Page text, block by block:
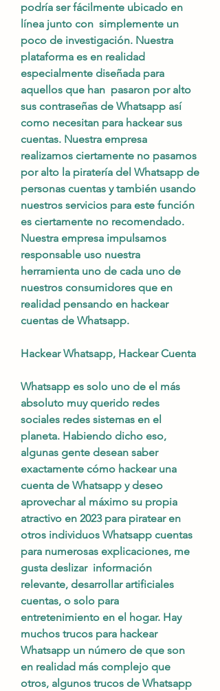
podría ser fácilmente ubicado en
línea junto con  simplemente un
poco de investigación. Nuestra
plataforma es en realidad
especialmente diseñada para
aquellos que han  pasaron por alto
sus contraseñas de Whatsapp así
como necesitan para hackear sus
cuentas. Nuestra empresa
realizamos ciertamente no pasamos
por alto la piratería del Whatsapp de
personas cuentas y también usando
nuestros servicios para este función
es ciertamente no recomendado.
Nuestra empresa impulsamos
responsable uso nuestra
herramienta uno de cada uno de
nuestros consumidores que en
realidad pensando en hackear
cuentas de Whatsapp.
Hackear Whatsapp, Hackear Cuenta
Whatsapp es solo uno de el más
absoluto muy querido redes
sociales redes sistemas en el
planeta. Habiendo dicho eso,
algunas gente desean saber
exactamente cómo hackear una
cuenta de Whatsapp y deseo
aprovechar al máximo su propia
atractivo en 2023 para piratear en
otros individuos Whatsapp cuentas
para numerosas explicaciones, me
gusta deslizar  información
relevante, desarrollar artificiales
cuentas, o solo para
entretenimiento en el hogar. Hay
muchos trucos para hackear
Whatsapp un número de que son
en realidad más complejo que
otros, algunos trucos de Whatsapp